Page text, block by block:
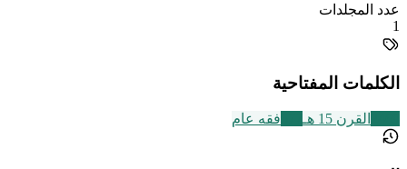
عدد المجلدات
1
الكلمات المفتاحية
القرن 15 هـ فقه عام